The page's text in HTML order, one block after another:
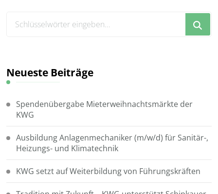
du
Neueste Beiträge
Spendenübergabe Mieterweihnachtsmärkte der
KWG
Ausbildung Anlagenmechaniker (m/w/d) für Sanitär-,
Heizungs- und Klimatechnik
KWG setzt auf Weiterbildung von Führungskräften